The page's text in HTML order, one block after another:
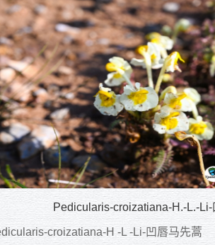
Pedicularis-croizatiana-H.-L.-Li-
croizatiana-H -L -Li-凹唇马先蒿